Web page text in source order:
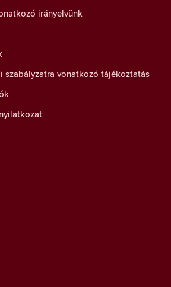
irányelvünk
vonatkozó tájékoztatás